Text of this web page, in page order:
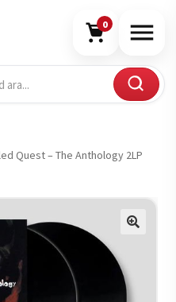
0
Quest – The Anthology 2LP